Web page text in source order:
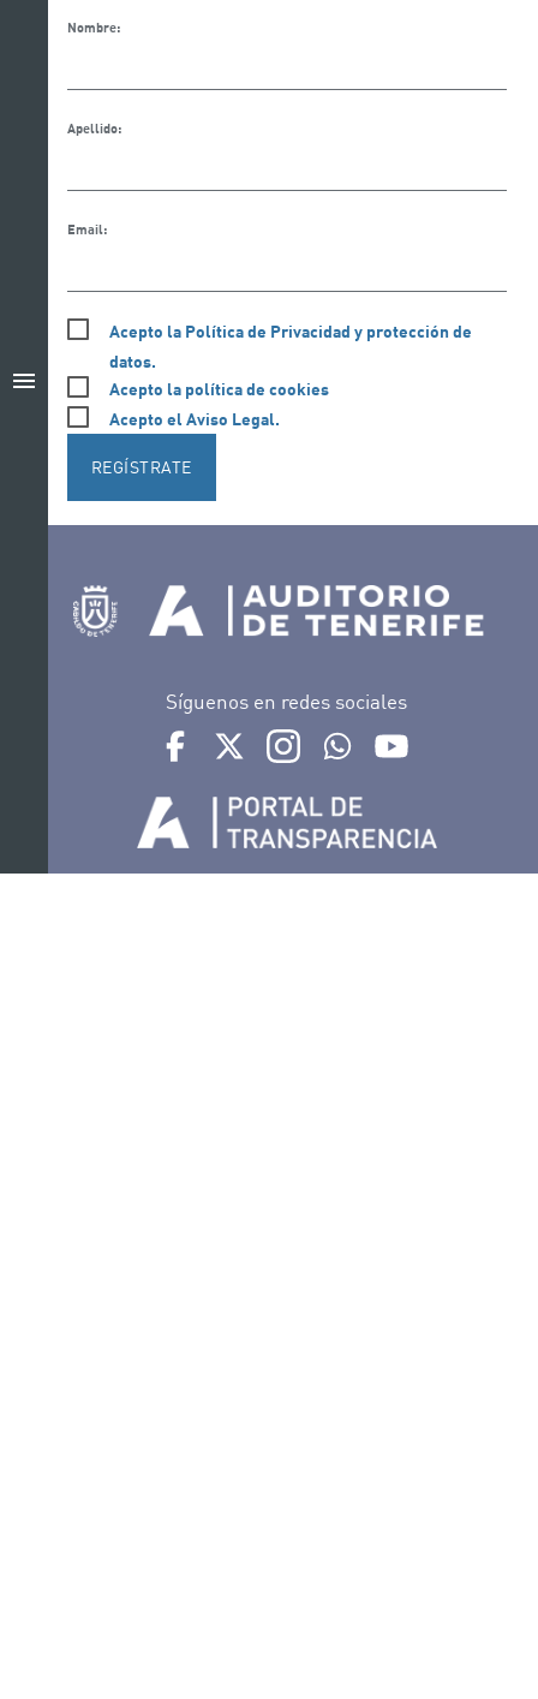
menu
Nombre:
Apellido:
Email:
Acepto la Política de Privacidad y protección de
datos.
Acepto la política de cookies
Acepto el Aviso Legal.
REGÍSTRATE
Síguenos en redes sociales
Ir a perfil de Auditorio de Tenerife en Facebook
Ir a perfil de Auditorio de Tenerife en
Ir a perfil de Auditorio de
Ir al Boletín Whatsapp